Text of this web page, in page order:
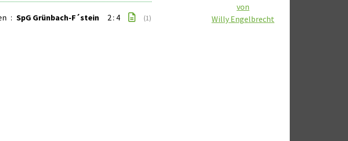
von
Willy Engelbrecht
: SpG Grünbach-F´stein 2 : 4 (1)